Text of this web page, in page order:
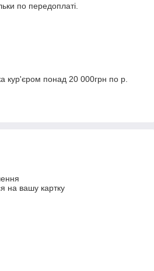
по передоплаті.
кур'єром понад 20 000грн по р.
на вашу картку